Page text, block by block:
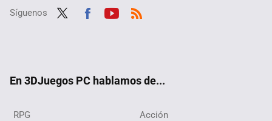
Síguenos
En 3DJuegos PC hablamos de...
RPG Acción